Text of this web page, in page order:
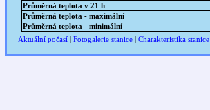
Průměrná teplota v 21 h
Průměrná teplota - maximální
Průměrná teplota - minimální
Aktuální počasí | Fotogalerie stanice | Charakteristika stanice